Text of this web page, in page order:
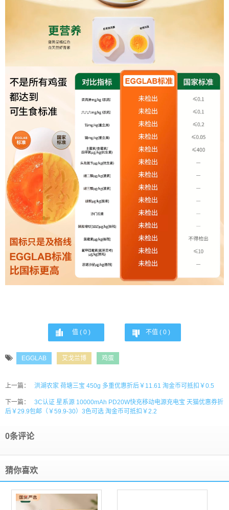
值 ( 0 ) 不值 ( 0 )
EGGLAB 艾戈兰博 鸡蛋
上一篇： 洪湖农家 荷塘三宝 450g 多重优惠折后￥11.61 淘金币可抵扣￥0.5
下一篇：
3C认证 星系源 10000mAh PD20W快充移动电源充电宝 天猫优惠券折
后￥29.9包邮（￥59.9-30）3色可选 淘金币可抵扣￥2.2
0条评论
猜你喜欢